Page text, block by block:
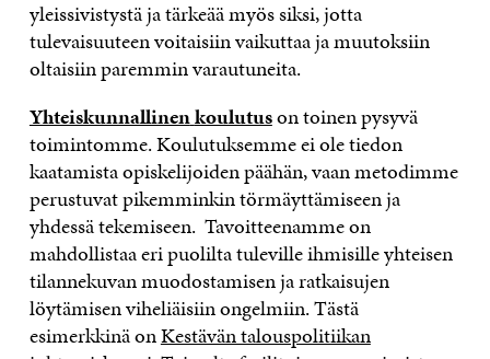
yleissivistystä ja tärkeää myös siksi, jotta
tulevaisuuteen voitaisiin vaikuttaa ja muutoksiin
oltaisiin paremmin varautuneita.
Yhteiskunnallinenkoulutuson toinen pysyvä
toimintomme. Koulutuksemme ei ole tiedon
kaatamista opiskelijoiden päähän, vaan metodimme
perustuvat pikemminkin törmäyttämiseen ja
yhdessä tekemiseen. Tavoitteenamme on
mahdollistaa eri puolilta tuleville ihmisille yhteisen
tilannekuvan muodostamisen ja ratkaisujen
löytämisen viheliäisiin ongelmiin. Tästä
esimerkkinä onKestävän talouspolitiikan